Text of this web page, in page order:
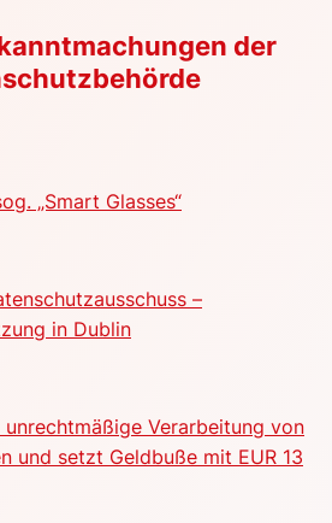
der
„Smart Glasses“
–
in Dublin
Verarbeitung von
und setzt Geldbuße mit EUR 13